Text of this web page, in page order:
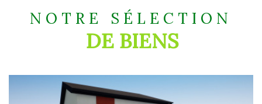
Critères supplémentaires
Parking Terrasse
NOTRE SÉLECTION
DE BIENS